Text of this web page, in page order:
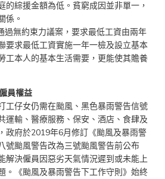
的綜援金額為低。貧窮成因並非單一，
係。
過無約束力議案，要求最低工資由兩年
要求最低工資實施一年一檢及設立基本
工本人的基本生活需要，更能使其贍養
員權益
工仔女仍需在颱風、黑色暴雨警告信號
運輸、醫療服務、保安、酒店、食肆及
政府於2019年6月修訂《颱風及暴雨警
號颱風警告改為三號颱風警告前公布
解決僱員因惡劣天氣情況遲到或未能上
。《颱風及暴雨警告下工作守則》始終